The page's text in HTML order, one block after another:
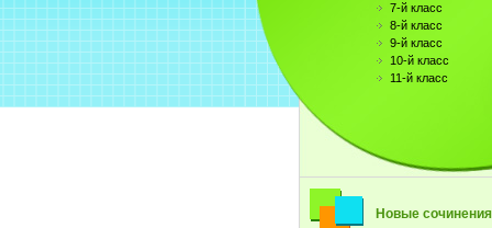
7-й класс
8-й класс
9-й класс
10-й класс
11-й класс
Новые сочинения